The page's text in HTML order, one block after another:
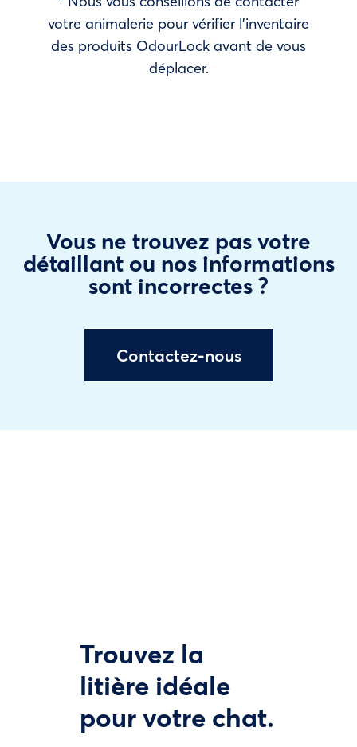
votre animalerie pour vérifier l’inventaire
des produits OdourLock avant de vous
déplacer.
Vous ne trouvez pas votre
détaillant ou nos informations
sont incorrectes ?
Contactez-nous
Trouvez la
litière idéale
pour votre chat.